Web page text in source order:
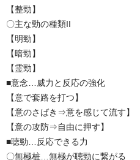
【整勁】
〇主な勁の種類II
【明勁】
【暗勁】
【霊勁】
■意念…威力と反応の強化
【意で套路を打つ】
【意のさばき⇒意を感じて流す】
【意の攻防⇒自由に押す】
■聴勁…反応できる力
〇無極桩…無極が聴勁に繋がる